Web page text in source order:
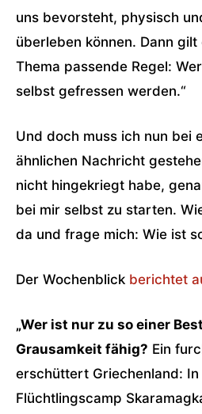
uns bevorsteht, physisch
überleben können. Dann gilt
Thema passende Regel:
selbst gefressen werden.“
Und doch muss ich nun bei
ähnlichen Nachricht
nicht hingekriegt habe,
bei mir selbst zu starten.
da und frage mich: Wie ist
Der Wochenblick berichtet
„Wer ist nur zu so einer
Grausamkeit fähig? Ein
erschüttert Griechenland: In
Flüchtlingscamp